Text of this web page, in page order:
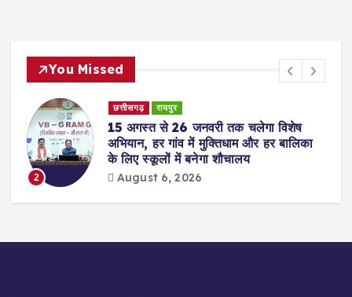
You Missed
2
छत्तीसगढ़ रायपुर
15 अगस्त से 26 जनवरी तक चलेगा विशेष
अभियान, हर गांव में मुक्तिधाम और हर बालिका
के लिए स्कूलों में बनेगा शौचालय
August 6, 2026